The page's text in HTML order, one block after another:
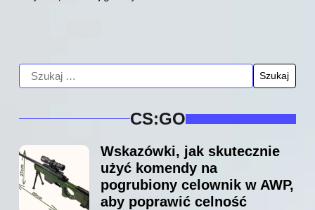
CS:GO
Wskazówki, jak skutecznie
użyć komendy na
pogrubiony celownik w AWP,
aby poprawić celność